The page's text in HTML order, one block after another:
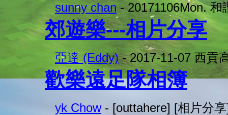
sunny chan - 20171106Mon.
郊遊樂---相片分享
亞達 (Eddy)- 2017-11-07 西貢
歡樂遠足隊相簿
yk Chow- [outtahere] [相片分